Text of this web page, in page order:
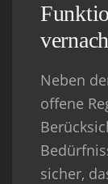
Neben
offene
sicher,